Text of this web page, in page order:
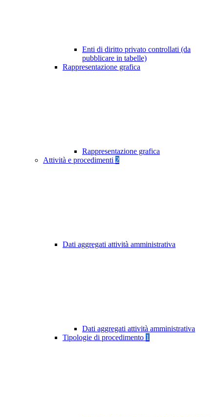
Enti di diritto privato controllati (da
pubblicare in tabelle)
Rappresentazione grafica
Rappresentazione grafica
Attività e procedimenti 2
Dati aggregati attività amministrativa
Dati aggregati attività amministrativa
Tipologie di procedimento 1